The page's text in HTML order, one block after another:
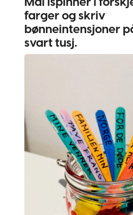
farger og skriv
bønneintensjoner
svart tusj.